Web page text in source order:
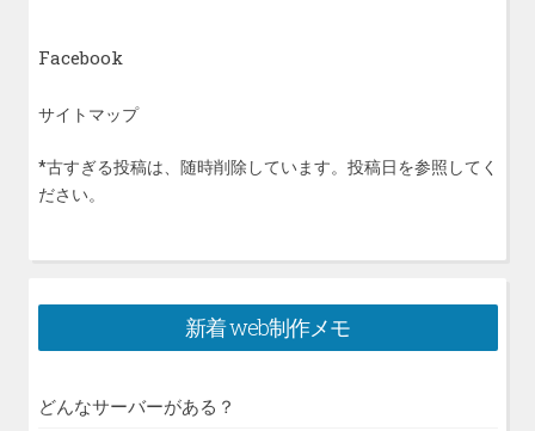
Facebook
サイトマップ
*古すぎる投稿は、随時削除しています。投稿日を参照してく
ださい。
新着 web制作メモ
どんなサーバーがある？